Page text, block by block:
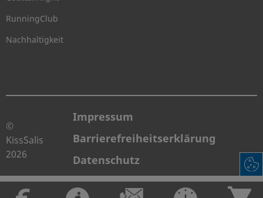
RunningClub
Nachhaltigkeit
©
KissSalis
2026
Impressum
Barrierefreiheitserklärung
Datenschutz